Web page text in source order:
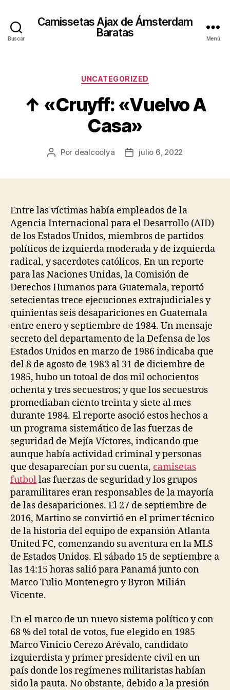
Buscar
Camissetas Ajax de Ámsterdam
Baratas
Menú
Categorías
UNCATEGORIZED
↑ «Cruyff: «Vuelvo A
Casa»
Autor
Por dealcoolya
Fechajulio 6, 2022
Entre las víctimas había empleados de la
Agencia Internacional para el Desarrollo (AID)
de los Estados Unidos, miembros de partidos
políticos de izquierda moderada y de izquierda
radical, y sacerdotes católicos. En un reporte
para las Naciones Unidas, la Comisión de
Derechos Humanos para Guatemala, reportó
setecientas trece ejecuciones extrajudiciales y
quinientas seis desapariciones en Guatemala
entre enero y septiembre de 1984. Un mensaje
secreto del departamento de la Defensa de los
Estados Unidos en marzo de 1986 indicaba que
del 8 de agosto de 1983 al 31 de diciembre de
1985, hubo un totoal de dos mil ochocientos
ochenta y tres secuestros; y que los secuestros
promediaban ciento treinta y siete al mes
durante 1984. El reporte asoció estos hechos a
un programa sistemático de las fuerzas de
seguridad de Mejía Víctores, indicando que
aunque había actividad criminal y personas
que desaparecían por su cuenta, camisetas
futbollas fuerzas de seguridad y los grupos
paramilitares eran responsables de la mayoría
de las desapariciones. El 27 de septiembre de
2016, Martino se convirtió en el primer técnico
de la historia del equipo de expansión Atlanta
United FC, comenzando su aventura en la MLS
de Estados Unidos. El sábado 15 de septiembre a
las 14:15 horas salió para Panamá junto con
Marco Tulio Montenegro y Byron Milián
Vicente.
En el marco de un nuevo sistema político y con
68 % del total de votos, fue elegido en 1985
Marco Vinicio Cerezo Arévalo, candidato
izquierdista y primer presidente civil en un
país donde los regímenes militaristas habían
sido la pauta. No obstante, debido a la presión